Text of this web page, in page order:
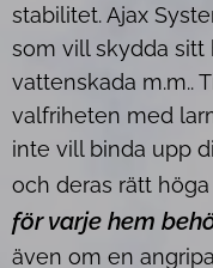
stabilitet. Ajax
som vill skydda
vattenskada m.m..
valfriheten med
inte vill binda upp
och deras rätt
för varje hem
även om en